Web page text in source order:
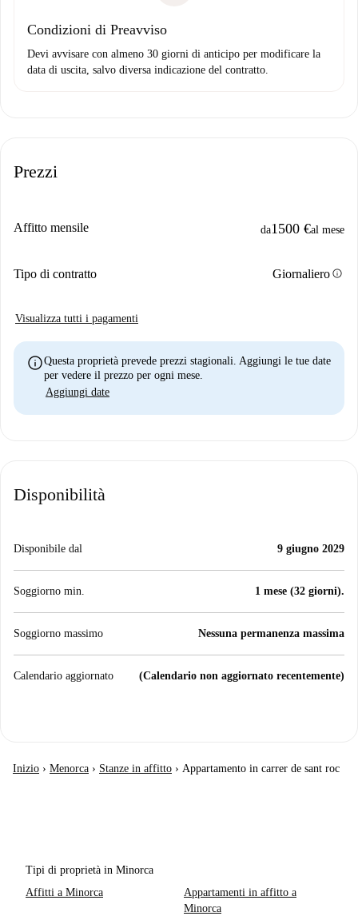
Condizioni di Preavviso
Devi avvisare con almeno 30 giorni di anticipo per modificare la
data di uscita, salvo diversa indicazione del contratto.
Prezzi
Affitto mensile da1500 €al mese
Tipo di contratto Giornalieroinfo
Visualizza tutti i pagamenti
infoQuesta proprietà prevede prezzi stagionali. Aggiungi le tue date
per vedere il prezzo per ogni mese.
Aggiungi date
Disponibilità
Disponibile dal 9 giugno 2029
Soggiorno min. 1 mese (32 giorni).
Soggiorno massimo Nessuna permanenza massima
Calendario aggiornato (Calendario non aggiornato recentemente)
Inizio › Menorca › Stanze in affitto › Appartamento in carrer de sant roc
Tipi di proprietà in Minorca
Affitti a Minorca
Appartamenti in affitto a
Minorca